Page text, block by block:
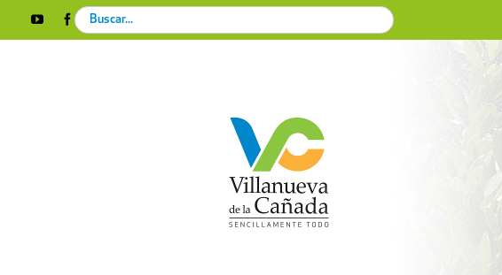
YouTubeFacebookInstagram
X
Search
for: